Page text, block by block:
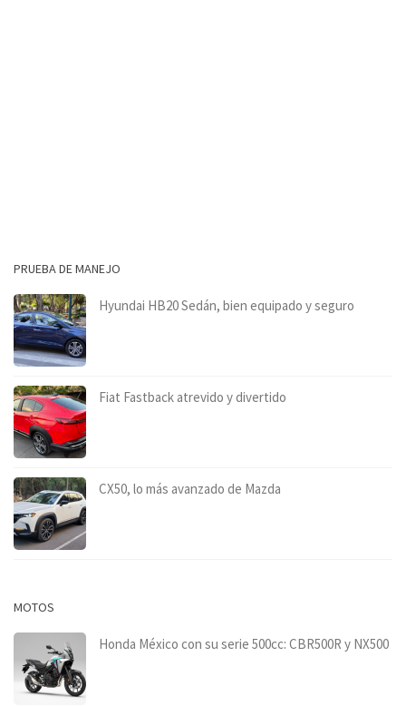
PRUEBA DE MANEJO
Hyundai HB20 Sedán, bien equipado y seguro
Fiat Fastback atrevido y divertido
CX50, lo más avanzado de Mazda
MOTOS
Honda México con su serie 500cc: CBR500R y NX500